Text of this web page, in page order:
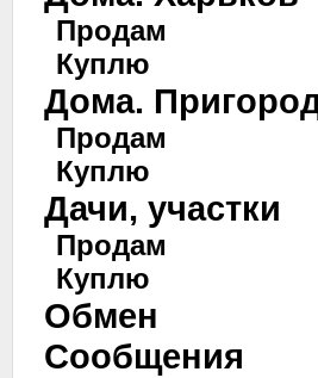
Продам
Куплю
Дома.
Продам
Куплю
Дачи, участки
Продам
Куплю
Обмен
Сообщения